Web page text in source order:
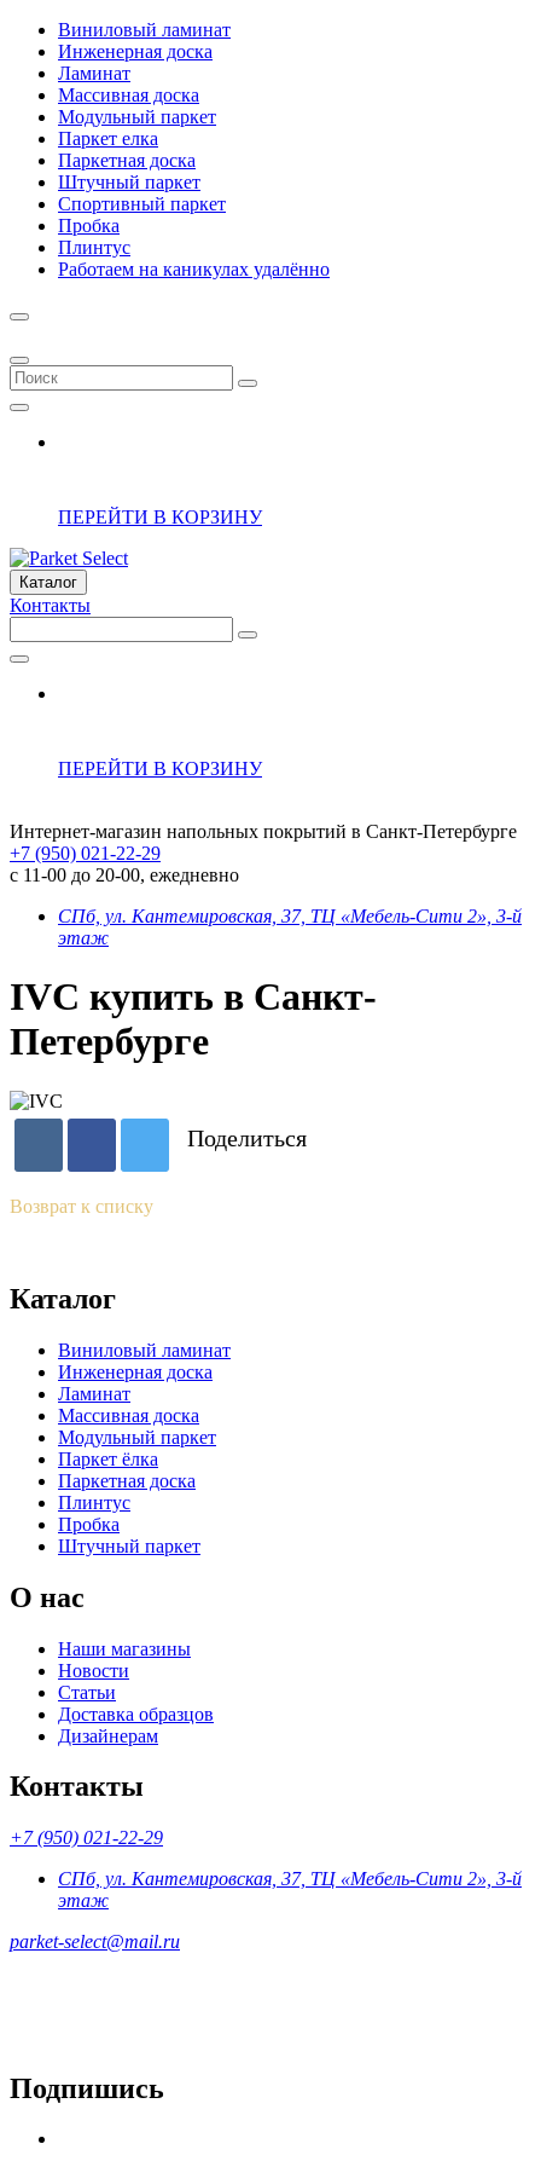
Виниловый ламинат
Инженерная доска
Ламинат
Массивная доска
Модульный паркет
Паркет елка
Паркетная доска
Штучный паркет
Спортивный паркет
Пробка
Плинтус
Работаем на каникулах удалённо
ПЕРЕЙТИ В КОРЗИНУ
Каталог
Контакты
ПЕРЕЙТИ В КОРЗИНУ
Интернет-магазин напольных покрытий в Санкт-Петербурге
+7 (950) 021-22-29
с 11-00 до 20-00, ежедневно
СПб, ул. Кантемировская, 37, ТЦ «Мебель-Сити 2», 3-й
этаж
IVC купить в Санкт-
Петербурге
Поделиться
Возврат к списку
Каталог
Виниловый ламинат
Инженерная доска
Ламинат
Массивная доска
Модульный паркет
Паркет ёлка
Паркетная доска
Плинтус
Пробка
Штучный паркет
О нас
Наши магазины
Новости
Статьи
Доставка образцов
Дизайнерам
Контакты
+7 (950) 021-22-29
СПб, ул. Кантемировская, 37, ТЦ «Мебель-Сити 2», 3-й
этаж
parket-select@mail.ru
Подпишись